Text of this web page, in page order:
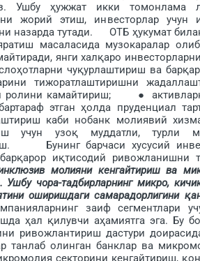
Ушбу ҳужжат икки томонлама
жорий этиш, инвесторлар учун
назарда тутади. ОТБ ҳукумат
ма­саласида музокаралар
янги халқаро
чуқурлаштириш ва
тижоратлаштиришни
ролини камайтириш; ●
этган ҳолда
каби нобанк молиявий
учун узоқ муддатли, турли
Бунинг барчаси хусусий
иқтисодий
молияни кенгайтириш ва
Ушбу чора-тадбирларнинг микро,
оширишдаги самарадорлигини
заиф сегментлари
ҳал қи­лувчи аҳамиятга эга. Бу
ривожлантириш дастури
танлаб олинган банклар ва
секторини кенгайтириш,